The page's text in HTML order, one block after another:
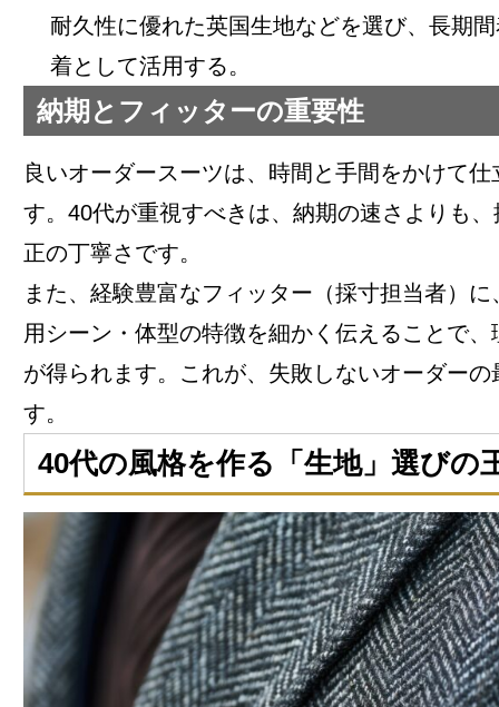
耐久性に優れた英国生地などを選び、長期
着として活用する。
納期とフィッターの重要性
良いオーダースーツは、時間と手間をかけて
す。40代が重視すべきは、納期の速さよりも
正の丁寧さです。
また、経験豊富なフィッター（採寸担当者）
用シーン・体型の特徴を細かく伝えることで
が得られます。これが、失敗しないオーダー
す。
40代の風格を作る「生地」選びの